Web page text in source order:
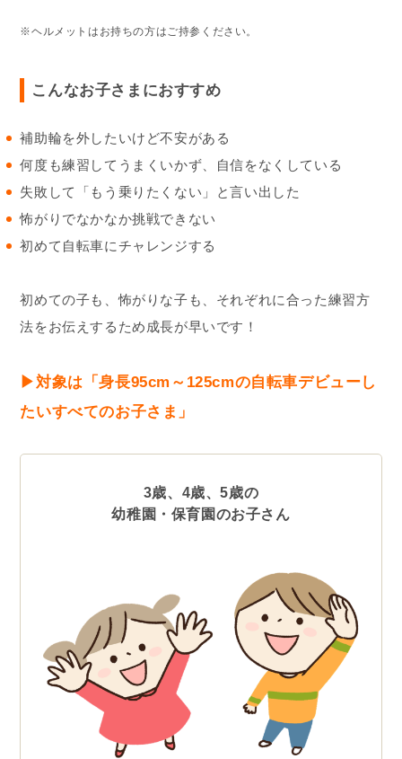
※ヘルメットはお持ちの方はご持参ください。
こんなお子さまにおすすめ
補助輪を外したいけど不安がある
何度も練習してうまくいかず、自信をなくしている
失敗して「もう乗りたくない」と言い出した
怖がりでなかなか挑戦できない
初めて自転車にチャレンジする
初めての子も、怖がりな子も、それぞれに合った練習方
法をお伝えするため成長が早いです！
▶︎対象は「身長95cm～125cmの自転車デビューし
たいすべてのお子さま」
3歳、4歳、5歳の
幼稚園・保育園のお子さん